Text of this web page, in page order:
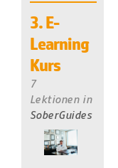
3. E-
Learning
Kurs
7
Lektionen in
SoberGuides